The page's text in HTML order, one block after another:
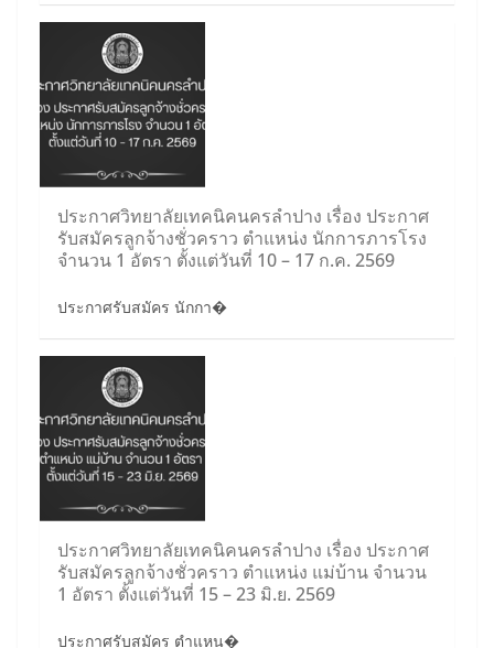
ประกาศวิทยาลัยเทคนิคนครลำปาง เรื่อง ประกาศ
รับสมัครลูกจ้างชั่วคราว ตำแหน่ง นักการภารโรง
จำนวน 1 อัตรา ตั้งแต่วันที่ 10 – 17 ก.ค. 2569
ประกาศรับสมัคร นักกา�
ประกาศวิทยาลัยเทคนิคนครลำปาง เรื่อง ประกาศ
รับสมัครลูกจ้างชั่วคราว ตำแหน่ง แม่บ้าน จำนวน
1 อัตรา ตั้งแต่วันที่ 15 – 23 มิ.ย. 2569
ประกาศรับสมัคร ตำแหน�